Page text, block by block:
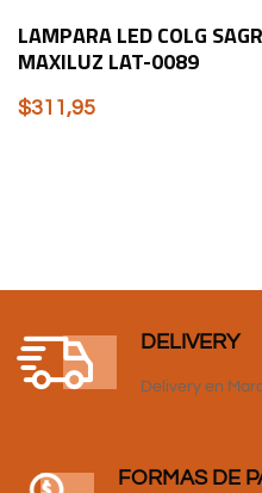
LAMPARA LED COLG
MAXILUZ LAT-0089
$311,95
DELIVERY
Delivery en
FORMAS DE